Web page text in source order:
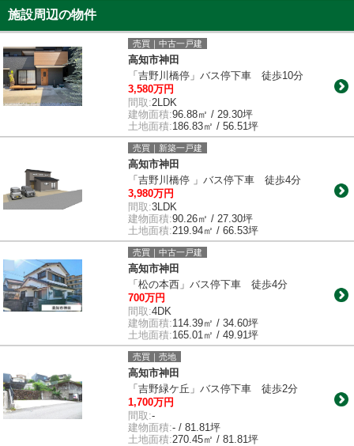
施設周辺の物件
売買｜中古一戸建
高知市神田
「吉野川橋停」バス停下車 徒歩10分
3,580万円
間取:2LDK
建物面積:96.88㎡ / 29.30坪
土地面積:186.83㎡ / 56.51坪
売買｜新築一戸建
高知市神田
「吉野川橋停 」バス停下車 徒歩4分
3,980万円
間取:3LDK
建物面積:90.26㎡ / 27.30坪
土地面積:219.94㎡ / 66.53坪
売買｜中古一戸建
高知市神田
「松の本西」バス停下車 徒歩4分
700万円
間取:4DK
建物面積:114.39㎡ / 34.60坪
土地面積:165.01㎡ / 49.91坪
売買｜売地
高知市神田
「吉野緑ケ丘」バス停下車 徒歩2分
1,700万円
間取:-
建物面積:- / 81.81坪
土地面積:270.45㎡ / 81.81坪